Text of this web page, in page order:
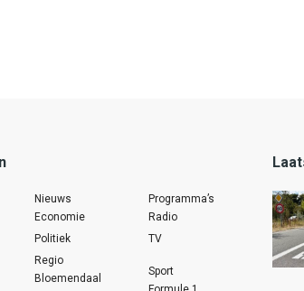
Nieuws
Economie
Politiek
Regio
Bloemendaal
Programma’s
Radio
TV
Sport